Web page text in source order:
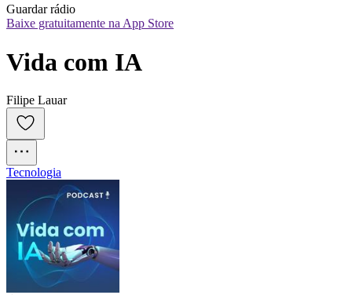
Guardar rádio
Baixe gratuitamente na App Store
Vida com IA
Filipe Lauar
Tecnologia